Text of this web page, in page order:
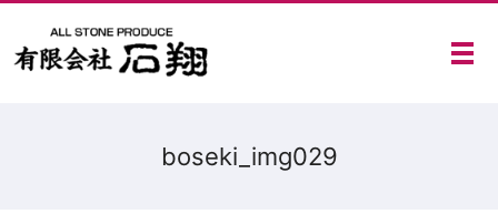
メ
boseki_img029